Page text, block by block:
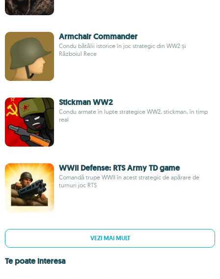
Armchair Commander
Condu bătălii istorice în joc strategic din WW2 și
Războiul Rece
Stickman WW2
Condu armate în lupte strategice WW2, stickman, în timp
real
WWII Defense: RTS Army TD game
Comandă trupe WWII în acest strategic de apărare de
turnuri joc RTS
VEZI MAI MULT
Te poate interesa